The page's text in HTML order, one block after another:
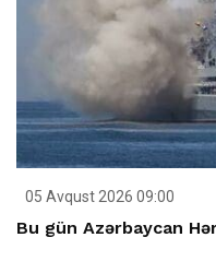
05 Avqust 2026 09:00
Bu gün Azərbaycan